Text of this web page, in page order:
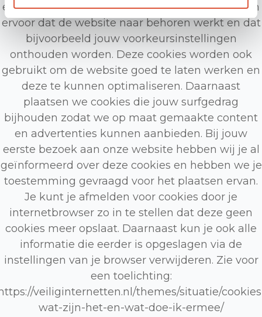
een puur technische functionaliteit. Deze zorgen
ervoor dat de website naar behoren werkt en dat
bijvoorbeeld jouw voorkeursinstellingen
onthouden worden. Deze cookies worden ook
gebruikt om de website goed te laten werken en
deze te kunnen optimaliseren. Daarnaast
plaatsen we cookies die jouw surfgedrag
bijhouden zodat we op maat gemaakte content
en advertenties kunnen aanbieden. Bij jouw
eerste bezoek aan onze website hebben wij je al
geïnformeerd over deze cookies en hebben we je
toestemming gevraagd voor het plaatsen ervan.
Je kunt je afmelden voor cookies door je
internetbrowser zo in te stellen dat deze geen
cookies meer opslaat. Daarnaast kun je ook alle
informatie die eerder is opgeslagen via de
instellingen van je browser verwijderen. Zie voor
een toelichting:
veiliginternetten.nl/themes/situatie/
wat-zijn-het-en-wat-doe-ik-ermee/